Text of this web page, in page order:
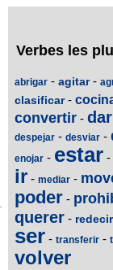
Verbes les
abrigar - agitar-
clasificar-
convertir - dar
despejar - desviar -
enojar - estar -
ir - mediar -
poder -
querer - redecir
ser - transferir -
volver